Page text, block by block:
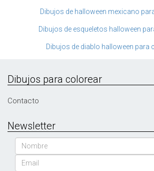
Dibujos de halloween mexicano
Dibujos de esqueletos halloween
Dibujos de diablo halloween para
Dibujos para colorear
Contacto
Newsletter
Nombre
Email